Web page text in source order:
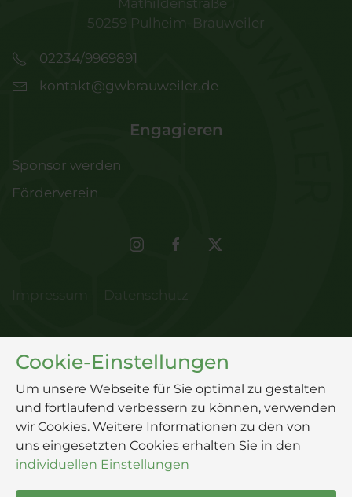
50259 Pulheim-Brauweiler
02234/9969891
kontakt@gwbrauweiler.de
Engagieren
Sponsor werden
Förderverein
Cookie-Einstellungen
Um unsere Webseite für Sie optimal zu gestalten
und fortlaufend verbessern zu können, verwenden
wir Cookies. Weitere Informationen zu den von
uns eingesetzten Cookies erhalten Sie in den
individuellen Einstellungen